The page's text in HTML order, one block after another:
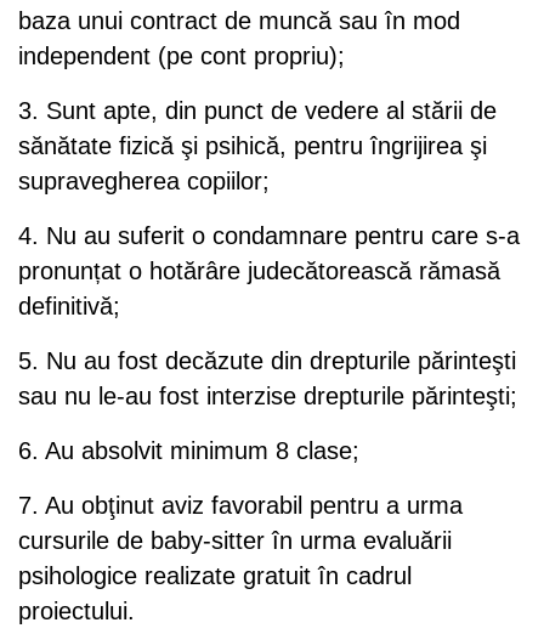
baza unui contract de muncă sau în mod
independent (pe cont propriu);
3. Sunt apte, din punct de vedere al stării de
sănătate fizică şi psihică, pentru îngrijirea şi
supravegherea copiilor;
4. Nu au suferit o condamnare pentru care s-a
pronunțat o hotărâre judecătorească rămasă
definitivă;
5. Nu au fost decăzute din drepturile părinteşti
sau nu le-au fost interzise drepturile părinteşti;
6. Au absolvit minimum 8 clase;
7. Au obţinut aviz favorabil pentru a urma
cursurile de baby-sitter în urma evaluării
psihologice realizate gratuit în cadrul
proiectului.